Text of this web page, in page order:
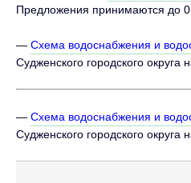
Предложения принимаются до
— Схема водоснабжения и
Судженского городского округа
— Схема водоснабжения и
Судженского городского округа